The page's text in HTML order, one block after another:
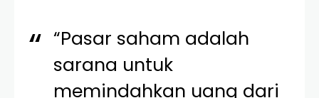
“Pasar saham adalah
sarana untuk
memindahkan uang dari